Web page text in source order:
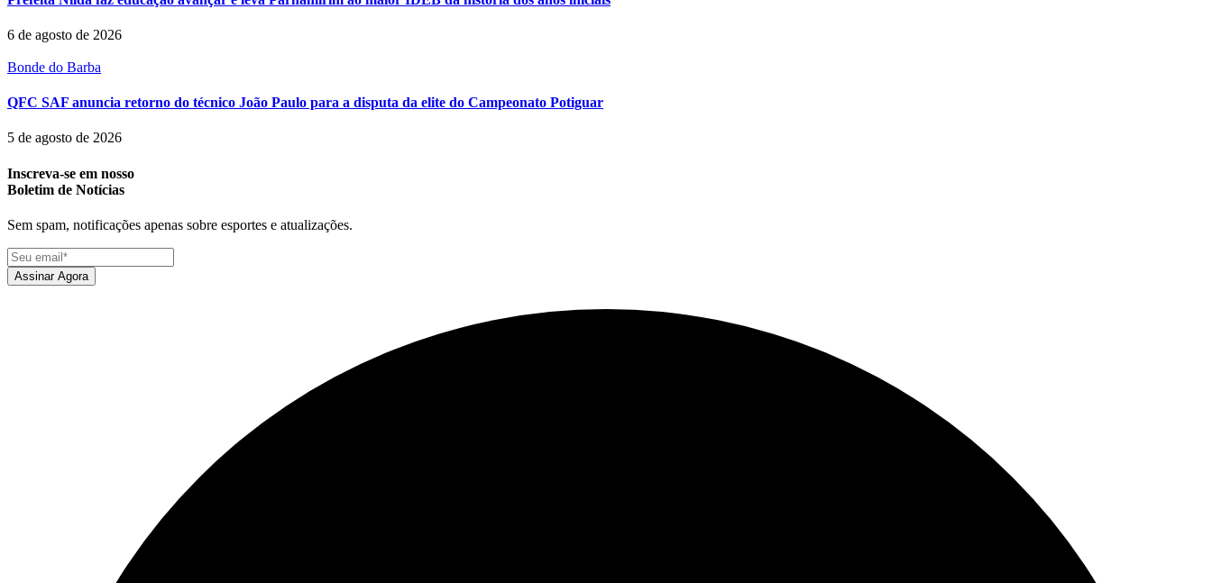
6 de agosto de 2026
Bonde do Barba
QFC SAF anuncia retorno do técnico João Paulo para a disputa da elite do Campeonato Potiguar
5 de agosto de 2026
Inscreva-se em nosso
Boletim de Notícias
Sem spam, notificações apenas sobre esportes e atualizações.
Assinar Agora